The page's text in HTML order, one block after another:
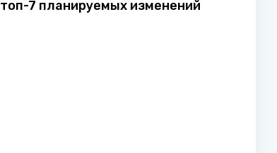
топ-7 планируемых изменений